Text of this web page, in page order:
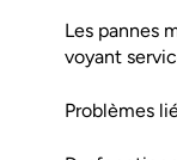
Les pannes
voyant
Problèmes